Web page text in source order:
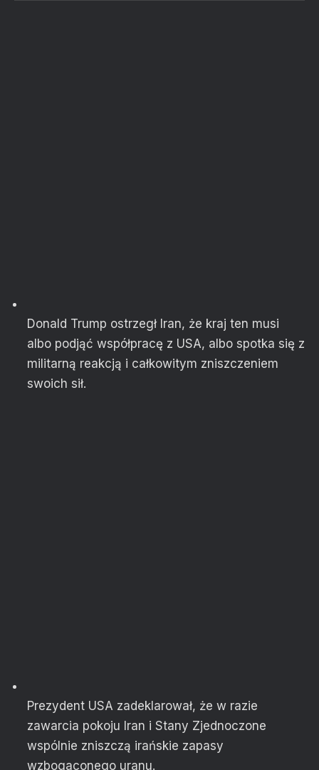
Donald Trump ostrzegł Iran, że kraj ten musi
albo podjąć współpracę z USA, albo spotka się z
militarną reakcją i całkowitym zniszczeniem
swoich sił.
Prezydent USA zadeklarował, że w razie
zawarcia pokoju Iran i Stany Zjednoczone
wspólnie zniszczą irańskie zapasy
wzbogaconego uranu.